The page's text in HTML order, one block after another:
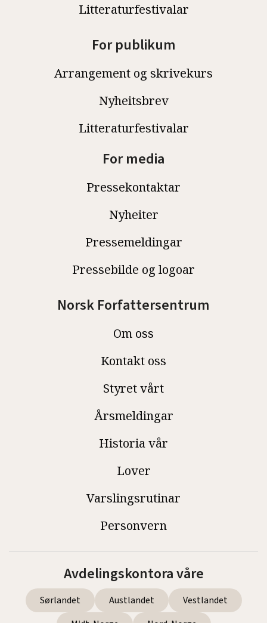
Litteraturfestivalar
For publikum
Arrangement og skrivekurs
Nyheitsbrev
Litteraturfestivalar
For media
Pressekontaktar
Nyheiter
Pressemeldingar
Pressebilde og logoar
Norsk Forfattersentrum
Om oss
Kontakt oss
Styret vårt
Årsmeldingar
Historia vår
Lover
Varslingsrutinar
Personvern
Avdelingskontora våre
Sørlandet Austlandet
Vestlandet